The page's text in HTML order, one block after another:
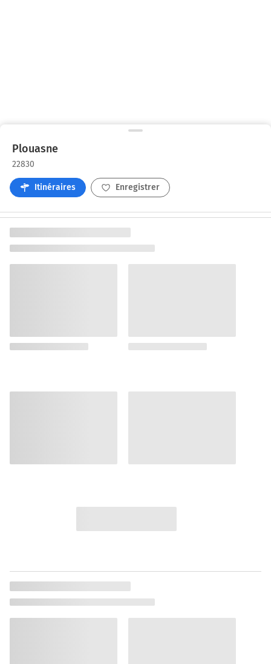
Plouasne
22830
Itinéraires Enregistrer